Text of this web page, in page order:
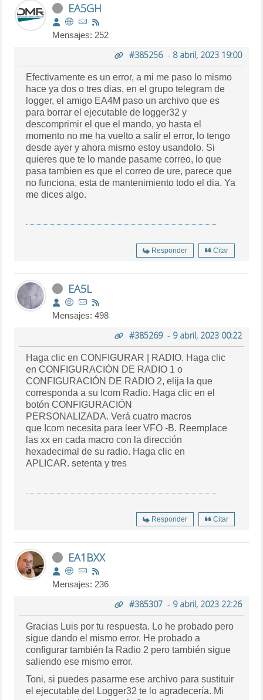
EA5GH
Mensajes: 252
#385256- 8 abril, 2023 19:00
Efectivamente es un error, a mi me paso lo mismo
hace ya dos o tres dias, en el grupo telegram de
logger, el amigo EA4M paso un archivo que es
para borrar el ejecutable de logger32 y
descomprimir el que el mando, yo hasta el
momento no me ha vuelto a salir el error, lo tengo
desde ayer y ahora mismo estoy usandolo. Si
quieres que te lo mande pasame correo, lo que
pasa tambien es que el correo de ure, parece que
no funciona, esta de mantenimiento todo el dia. Ya
me dices algo.
Responder Citar
EA5L
Mensajes: 498
#385269- 9 abril, 2023 00:22
Haga clic en CONFIGURAR | RADIO. Haga clic
en CONFIGURACIÓN DE RADIO 1 o
CONFIGURACIÓN DE RADIO 2, elija la que
corresponda a su Icom Radio. Haga clic en el
botón CONFIGURACIÓN
PERSONALIZADA. Verá cuatro macros
que Icom necesita para leerVFO -B. Reemplace
las xx en cada macro con la dirección
hexadecimal de su radio. Haga clic en
APLICAR.setenta y tres
Responder Citar
EA1BXX
Mensajes: 236
#385307- 9 abril, 2023 22:26
Gracias Luis por tu respuesta. Lo he probado pero
sigue dando el mismo error. He probado a
configurar también la Radio 2 pero también sigue
saliendo ese mismo error.
Toni, si puedes pasarme ese archivo para sustituir
el ejecutable del Logger32 te lo agradecería. Mi